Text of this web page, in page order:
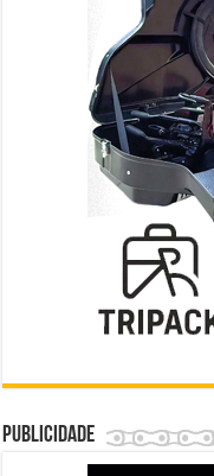
Publicidade